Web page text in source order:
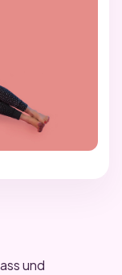
und